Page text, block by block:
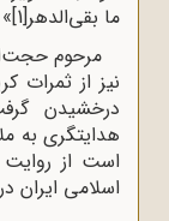
ما بقی‌الدهر[1]
»
مرحوم
نیز از ثمرات
درخشیدن
هدایتگری به
است از
اسلامی ایران